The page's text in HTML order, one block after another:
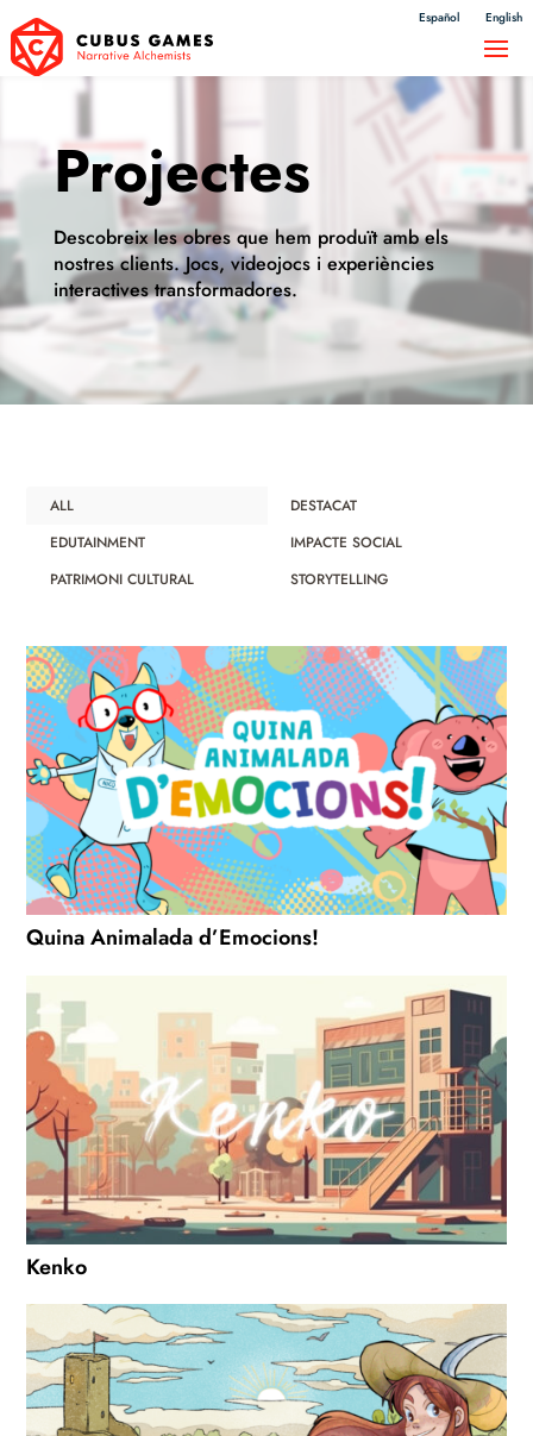
Español English
Projectes
Descobreix les obres que hem produït amb els
nostres clients. Jocs, videojocs i experiències
interactives transformadores.
ALL
DESTACAT
EDUTAINMENT
IMPACTE SOCIAL
PATRIMONI CULTURAL
STORYTELLING
Quina Animalada d’Emocions!
Kenko